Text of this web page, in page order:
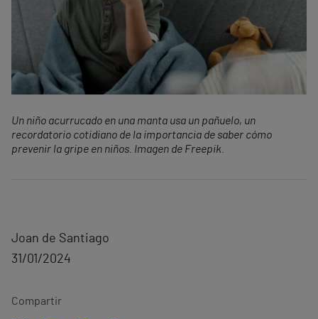
Un niño acurrucado en una manta usa un pañuelo, un
recordatorio cotidiano de la importancia de saber cómo
prevenir la gripe en niños. Imagen de Freepik.
Joan de Santiago
31/01/2024
Compartir